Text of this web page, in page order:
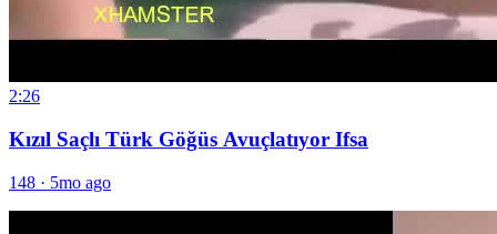
2:26
Kızıl Saçlı Türk Göğüs Avuçlatıyor Ifsa
148 · 5mo ago